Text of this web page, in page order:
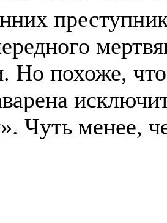
Но похоже,
Чуть менее,